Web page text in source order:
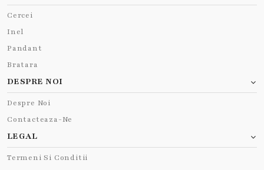
Cercei
Inel
Pandant
Bratara
DESPRE NOI
Despre Noi
Contacteaza-Ne
LEGAL
Termeni Si Conditii